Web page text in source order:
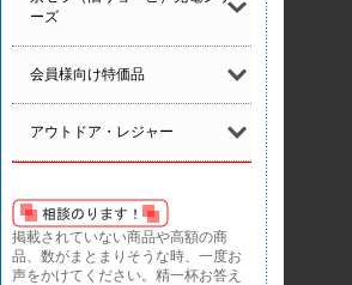
ーズ
会員様向け特価品
アウトドア・レジャー
掲載されていない商品や高額の商
品、数がまとまりそうな時、一度お
声をかけてください。精一杯お答え